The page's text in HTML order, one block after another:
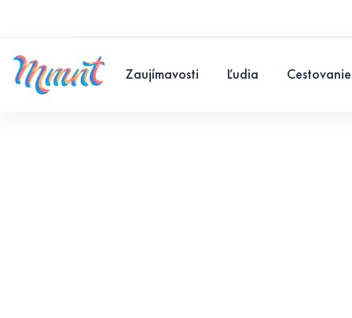
Zaujímavosti Ľudia Cestovanie